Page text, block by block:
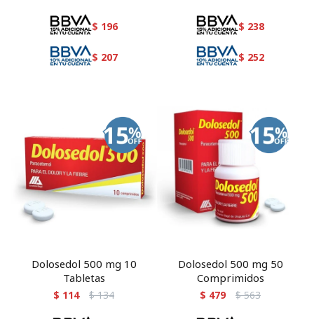
$ 196
$ 207
$ 238
$ 252
Dolosedol 500 mg 10
Tabletas
$ 114 $ 134
Dolosedol 500 mg 50
Comprimidos
$ 479 $ 563